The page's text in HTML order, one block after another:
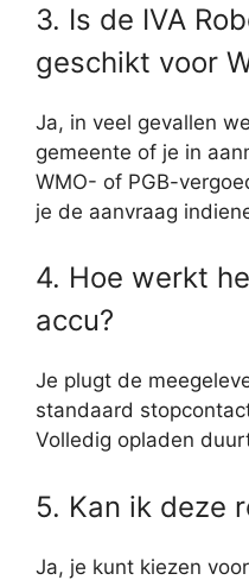
3. Is de IVA
geschikt voor
Ja, in veel gevallen
gemeente of je in
WMO- of PGB-
je de aanvraag
4. Hoe werkt
accu?
Je plugt de
standaard
Volledig opladen
5. Kan ik deze
Ja, je kunt kiezen